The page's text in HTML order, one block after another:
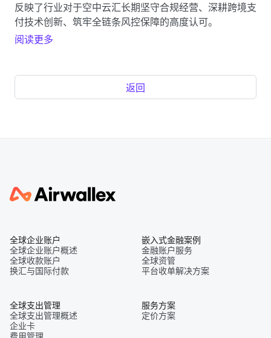
反映了行业对于空中云汇长期坚守合规经营、深耕跨境支
付技术创新、筑牢全链条风控保障的高度认可。
阅读更多
返回
全球企业账户
全球企业账户概述
全球收款账户
换汇与国际付款
全球支出管理
全球支出管理概述
企业卡
嵌入式金融案例
金融账户服务
全球资管
平台收单解决方案
服务方案
定价方案